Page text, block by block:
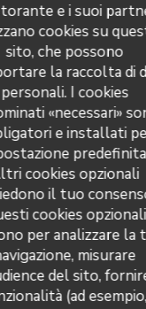
e i suoi
cookies su
sito, che possono
la raccolta di
personali. I cookies
«necessari»
e installati
cookies opzionali
il tuo
cookies opzionali
per analizzare la
misurare
del sito,
(ad esempio,
Cucina
Grigliate di carne
Insalate creative,
cucina francese,
Francese
Tipologia
BAR RISTORANTE
Servizi
bar, Ascensore,
per bambini,
Terrazza nel cortile,
con vista sulla